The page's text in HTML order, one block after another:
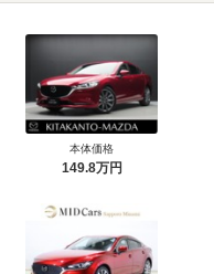
本体価格
149.8万円